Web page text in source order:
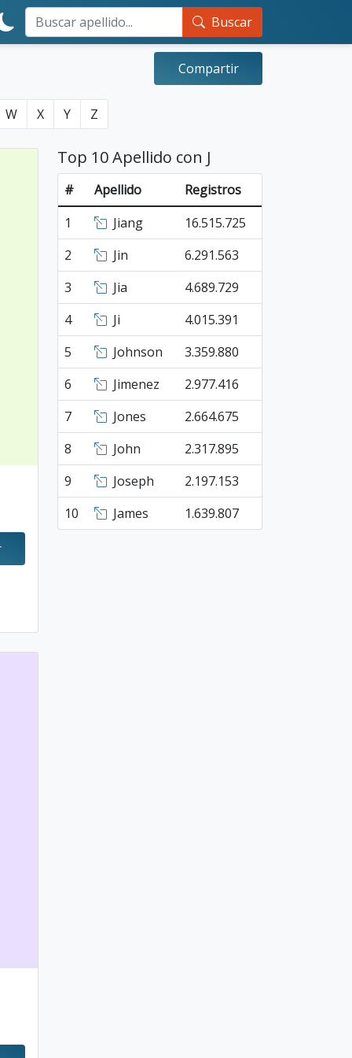
Buscar
Compartir
W X Y Z
Top 10 Apellido con J
# Apellido
Registros
1
Jiang
16.515.725
2
Jin
6.291.563
3
Jia
4.689.729
4
Ji
4.015.391
5
Johnson
3.359.880
6
Jimenez
2.977.416
7
Jones
2.664.675
8
John
2.317.895
9
Joseph
2.197.153
10
James 1.639.807